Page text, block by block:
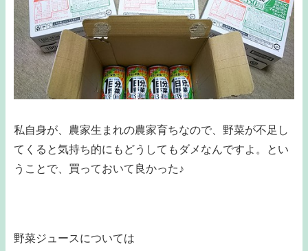
私自身が、農家生まれの農家育ちなので、野菜が不足し
てくると気持ち的にもどうしてもダメなんですよ。とい
うことで、買っておいて良かった♪
野菜ジュースについては